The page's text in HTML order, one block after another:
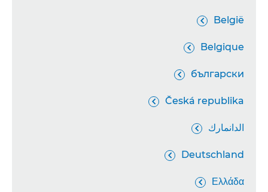
België

Belgique

български

Česká republika

الدانمارك 
Deutschland

Ελλάδα
